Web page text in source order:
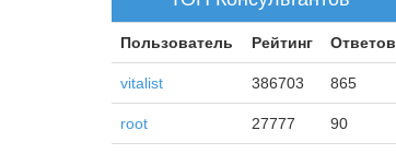
Пользователь Рейтинг Ответов
vitalist 386703 865
root 27777 90